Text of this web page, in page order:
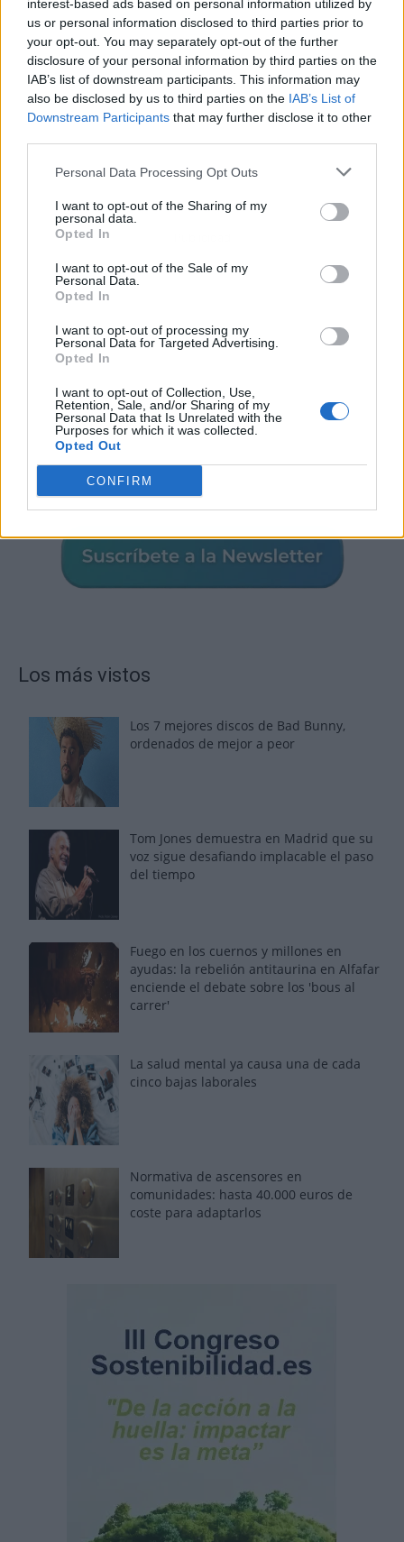
interest-based ads based on personal information utilized by
us or personal information disclosed to third parties prior to
your opt-out. You may separately opt-out of the further
disclosure of your personal information by third parties on the
IAB’s list of downstream participants. This information may
also be disclosed by us to third parties on the IAB’s List of
Downstream Participants that may further disclose it to other
Personal Data Processing Opt Outs
I want to opt-out of the Sharing of my
personal data.
Opted In
I want to opt-out of the Sale of my
Personal Data.
Opted In
I want to opt-out of processing my
Personal Data for Targeted Advertising.
Opted In
I want to opt-out of Collection, Use,
Retention, Sale, and/or Sharing of my
Personal Data that Is Unrelated with the
Purposes for which it was collected.
Opted Out
CONFIRM
Los más vistos
Los 7 mejores discos de Bad Bunny,
ordenados de mejor a peor
Tom Jones demuestra en Madrid que su
voz sigue desafiando implacable el paso
del tiempo
Fuego en los cuernos y millones en
ayudas: la rebelión antitaurina en Alfafar
enciende el debate sobre los 'bous al
carrer'
La salud mental ya causa una de cada
cinco bajas laborales
Normativa de ascensores en
comunidades: hasta 40.000 euros de
coste para adaptarlos